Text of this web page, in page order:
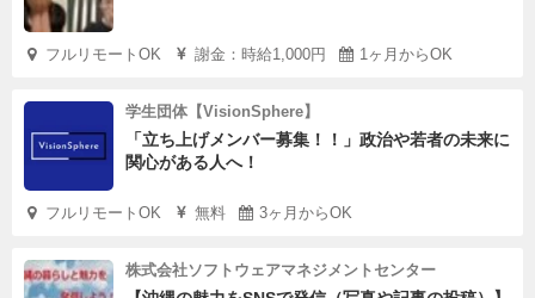
フルリモートOK 謝金：時給1,000円 1ヶ月からOK
学生団体【VisionSphere】
「立ち上げメンバー募集！！」政治や若者の未来に
関心がある人へ！
フルリモートOK 無料 3ヶ月からOK
株式会社ソフトウェアマネジメントセンター